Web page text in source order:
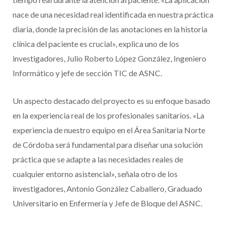
nace de una necesidad real identificada en nuestra práctica
diaria, donde la precisión de las anotaciones en la historia
clínica del paciente es crucial», explica uno de los
investigadores, Julio Roberto López González, Ingeniero
Informático y jefe de sección TIC de ASNC.
Un aspecto destacado del proyecto es su enfoque basado
en la experiencia real de los profesionales sanitarios. «La
experiencia de nuestro equipo en el Área Sanitaria Norte
de Córdoba será fundamental para diseñar una solución
práctica que se adapte a las necesidades reales de
cualquier entorno asistencial», señala otro de los
investigadores, Antonio González Caballero, Graduado
Universitario en Enfermería y Jefe de Bloque del ASNC.